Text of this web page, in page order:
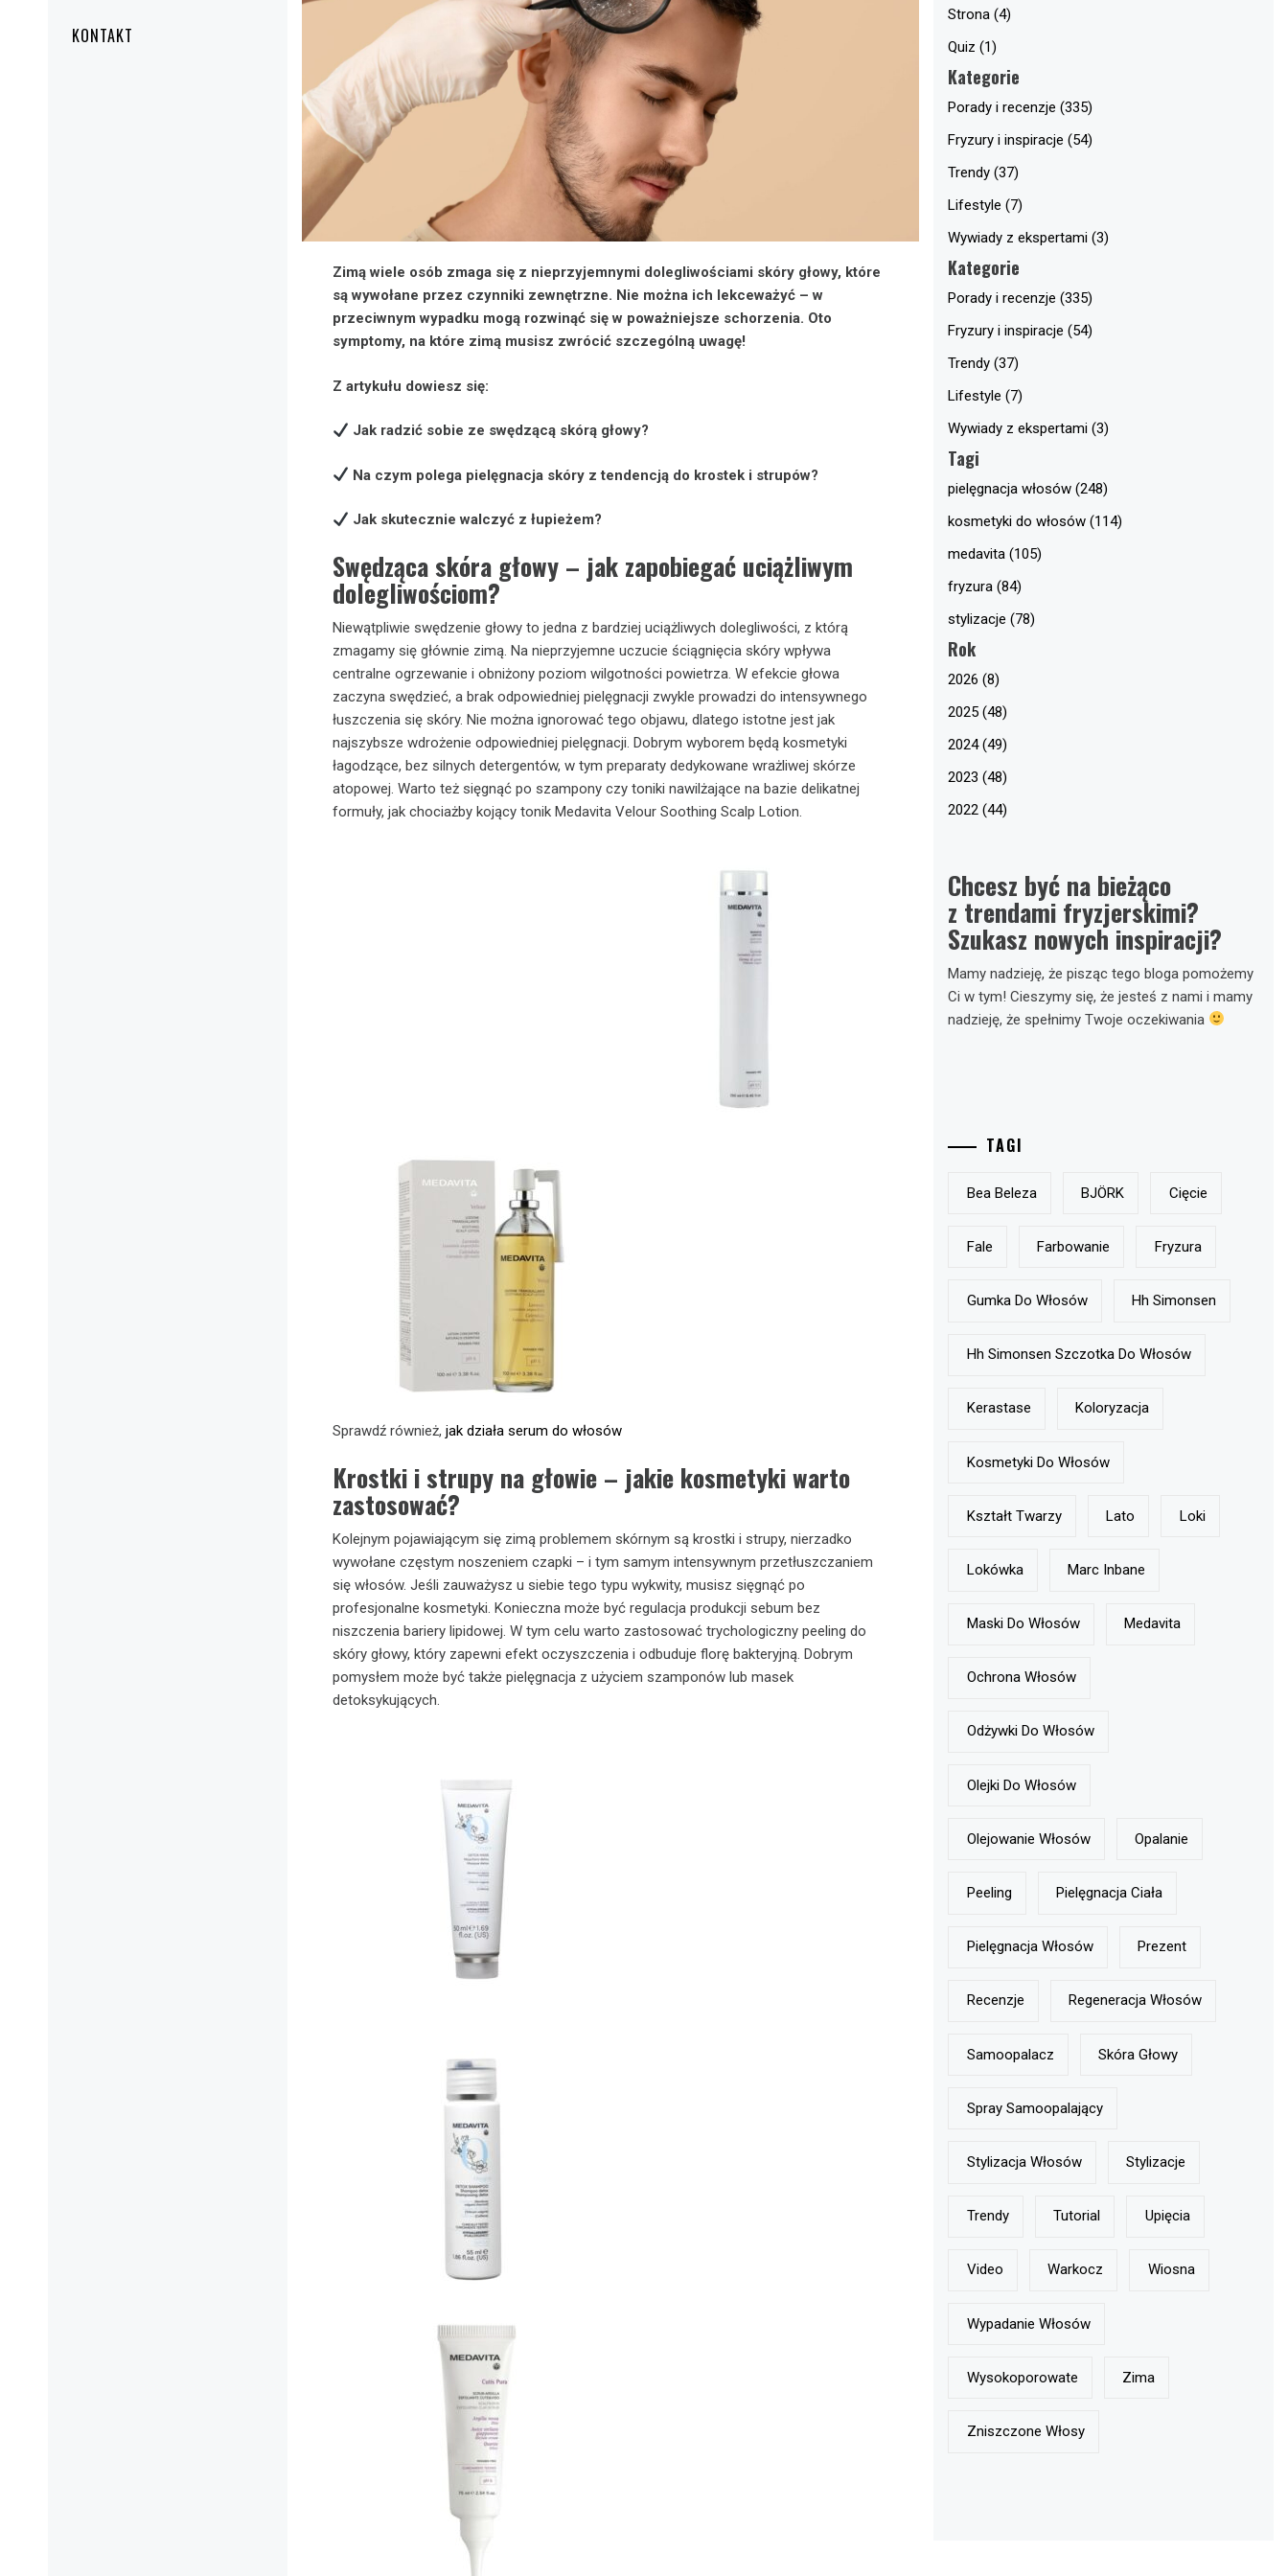
KONTAKT
Zimą wiele osób zmaga się z nieprzyjemnymi dolegliwościami skóry głowy, które
są wywołane przez czynniki zewnętrzne. Nie można ich lekceważyć – w
przeciwnym wypadku mogą rozwinąć się w poważniejsze schorzenia. Oto
symptomy, na które zimą musisz zwrócić szczególną uwagę!
Z artykułu dowiesz się:
Jak radzić sobie ze swędzącą skórą głowy?
Na czym polega pielęgnacja skóry z tendencją do krostek i strupów?
Jak skutecznie walczyć z łupieżem?
Swędząca skóra głowy – jak zapobiegać uciążliwym
dolegliwościom?
Niewątpliwie swędzenie głowy to jedna z bardziej uciążliwych dolegliwości, z którą
zmagamy się głównie zimą. Na nieprzyjemne uczucie ściągnięcia skóry wpływa
centralne ogrzewanie i obniżony poziom wilgotności powietrza. W efekcie głowa
zaczyna swędzieć, a brak odpowiedniej pielęgnacji zwykle prowadzi do intensywnego
łuszczenia się skóry. Nie można ignorować tego objawu, dlatego istotne jest jak
najszybsze wdrożenie odpowiedniej pielęgnacji. Dobrym wyborem będą kosmetyki
łagodzące, bez silnych detergentów, w tym preparaty dedykowane wrażliwej skórze
atopowej. Warto też sięgnąć po szampony czy toniki nawilżające na bazie delikatnej
formuły, jak chociażby kojący tonik Medavita Velour Soothing Scalp Lotion.
Sprawdź również,jak działa serum do włosów
Krostki i strupy na głowie – jakie kosmetyki warto
zastosować?
Kolejnym pojawiającym się zimą problemem skórnym są krostki i strupy, nierzadko
wywołane częstym noszeniem czapki – i tym samym intensywnym przetłuszczaniem
się włosów. Jeśli zauważysz u siebie tego typu wykwity, musisz sięgnąć po
profesjonalne kosmetyki. Konieczna może być regulacja produkcji sebum bez
niszczenia bariery lipidowej. W tym celu warto zastosować trychologiczny peeling do
skóry głowy, który zapewni efekt oczyszczenia i odbuduje florę bakteryjną. Dobrym
pomysłem może być także pielęgnacja z użyciem szamponów lub masek
detoksykujących.
Strona (4)
Quiz (1)
Kategorie
Porady i recenzje (335)
Fryzury i inspiracje (54)
Trendy (37)
Lifestyle (7)
Wywiady z ekspertami (3)
Kategorie
Porady i recenzje (335)
Fryzury i inspiracje (54)
Trendy (37)
Lifestyle (7)
Wywiady z ekspertami (3)
Tagi
pielęgnacja włosów (248)
kosmetyki do włosów (114)
medavita (105)
fryzura (84)
stylizacje (78)
Rok
2026 (8)
2025 (48)
2024 (49)
2023 (48)
2022 (44)
Chcesz być na bieżąco
z trendami fryzjerskimi?
Szukasz nowych inspiracji?
Mamy nadzieję, że pisząc tego bloga pomożemy
Ci w tym! Cieszymy się, że jesteś z nami i mamy
nadzieję, że spełnimy Twoje oczekiwania
TAGI
Bea Beleza BJÖRK Cięcie
Fale Farbowanie Fryzura
Gumka Do Włosów Hh Simonsen
Hh Simonsen Szczotka Do Włosów
Kerastase Koloryzacja
Kosmetyki Do Włosów
Kształt Twarzy Lato Loki
Lokówka Marc Inbane
Maski Do Włosów Medavita
Ochrona Włosów
Odżywki Do Włosów
Olejki Do Włosów
Olejowanie Włosów Opalanie
Peeling Pielęgnacja Ciała
Pielęgnacja Włosów Prezent
Recenzje Regeneracja Włosów
Samoopalacz Skóra Głowy
Spray Samoopalający
Stylizacja Włosów Stylizacje
Trendy Tutorial Upięcia
Video Warkocz Wiosna
Wypadanie Włosów
Wysokoporowate Zima
Zniszczone Włosy